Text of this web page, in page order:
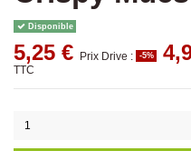
Disponible
5,25 € Prix Drive : -5%
TTC